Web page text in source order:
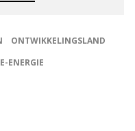
ONTWIKKELINGSLAND
ENERGIE